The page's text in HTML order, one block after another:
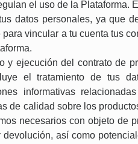
el uso de la Plataforma.
datos personales, ya que
vincular a tu cuenta tus
y ejecución del contrato de
el tratamiento de tus
informativas
de calidad sobre los
necesarios con objeto de
así como